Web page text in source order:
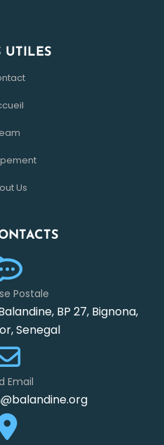
UTILES
Us
Postale
BP 27, Bignona,
Senegal
Email